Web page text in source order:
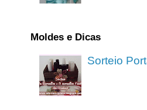
Moldes e Dicas
Sorteio